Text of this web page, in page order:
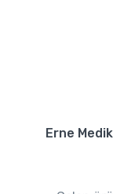
Erne